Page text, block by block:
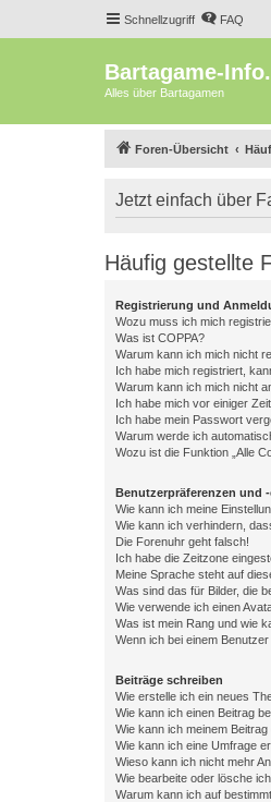
Schnellzugriff FAQ
Bartagame-
Alles über Bartagamen
Foren-Übersicht
Jetzt einfach über
Häufig gestellte
Registrierung und
Wozu muss ich mich
Was ist COPPA?
Warum kann ich mich nicht
Ich habe mich registriert,
Warum kann ich mich nicht
Ich habe mich vor einiger
Ich habe mein Passwort
Warum werde ich
Wozu ist die Funktion „Alle
Benutzerpräferenzen und
Wie kann ich meine
Wie kann ich verhindern,
Die Forenuhr geht falsch!
Ich habe die Zeitzone
Meine Sprache steht auf
Was sind das für Bilder, die
Wie verwende ich einen
Was ist mein Rang und wie
Wenn ich bei einem
Beiträge schreiben
Wie erstelle ich ein neues
Wie kann ich einen Beitrag
Wie kann ich meinem
Wie kann ich eine Umfrage
Wieso kann ich nicht mehr
Wie bearbeite oder lösche
Warum kann ich auf